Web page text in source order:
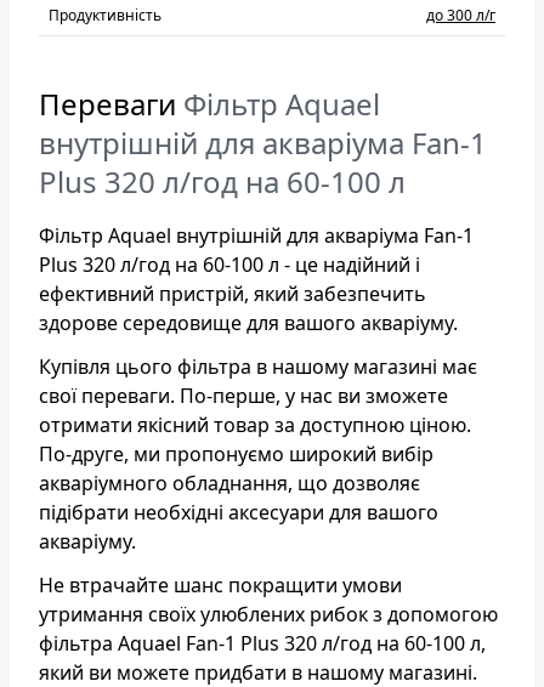
Продуктивність
до 300 л/г
Переваги Фільтр Aquael
внутрішній для акваріума Fan-1
Plus 320 л/год на 60-100 л
Фільтр Aquael внутрішній для акваріума Fan-1
Plus 320 л/год на 60-100 л - це надійний і
ефективний пристрій, який забезпечить
здорове середовище для вашого акваріуму.
Купівля цього фільтра в нашому магазині має
свої переваги. По-перше, у нас ви зможете
отримати якісний товар за доступною ціною.
По-друге, ми пропонуємо широкий вибір
акваріумного обладнання, що дозволяє
підібрати необхідні аксесуари для вашого
акваріуму.
Не втрачайте шанс покращити умови
утримання своїх улюблених рибок з допомогою
фільтра Aquael Fan-1 Plus 320 л/год на 60-100 л,
який ви можете придбати в нашому магазині.